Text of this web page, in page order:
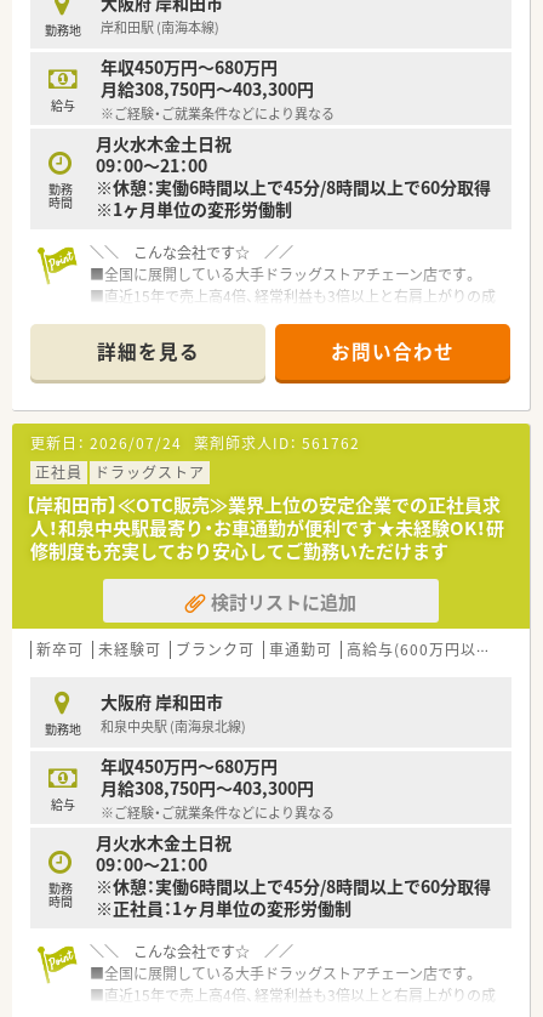
勤務地 岸和田駅 (南海本線)
給与
年収450万円～680万円
月給308,750円～403,300円
※ご経験・ご就業条件などにより異なる
勤務
時間
月火水木金土日祝
09：00～21：00
※休憩：実働6時間以上で45分/8時間以上で60分取得
※1ヶ月単位の変形労働制
＼＼ こんな会社です☆ ／／
■全国に展開している大手ドラッグストアチェーン店です。
■直近15年で売上高4倍、経常利益も3倍以上と右肩上がりの成
■調剤併設のドラッグストア、病院門前やクリニックモール併
設、駅前型や郊外型店舗など様々な店舗のスタイルが安定・成長・
高収益に繋がっています。
■連休の取得も可能！有給休暇についても部署ごとに取得状況を
管理・取得を徹底しています。
■「社員購買割引制度」もございます。医薬品・化粧品・日用雑貨
などを社員価格での購入が可能です。
■プラチナくるみんマークも取得しており、子育てをサポートし
ている企業のため女性の方はもちろん、男性の育休取得者もいる
など男女ともに働きやすい社風です。
■女性のワーク・ライフ・バランスを推進する優良企業として、厚
生労働省認定の「えるぼしマーク」(最高位である3段階目)を取
＼＼ こんな業務内容です☆ ／／
■OTCカウンセリングや医薬品管理業務・メンテナンス等をお願
いいたします。
■お客様には売り上げや利益にとらわれないカウンセリングを
実施できるよう、時間もしっかり確保されています。
＼＼ こんなお店です☆ ／／
■岸和田駅から徒歩で11分・車で4分ほどの立地！お近くに大型
ショッピングモールがございます。
■広い駐車場が完備されているので、お車通勤も便利です♪
■個人ノルマの設定がなく売上にとらわれることがないため、お
客様に最も適切な選択を誠実に示すことができます。
方にもおすすめしたい求人です！
＼＼ こんな方にオススメです☆ ／／
詳細を見る お問い合わせ
更新日： 2026/07/24 薬剤師求人ID： 561762
正社員
ドラッグストア
【岸和田市】≪OTC販売≫業界上位の安定企業での正社員求
人！和泉中央駅最寄り・お車通勤が便利です★未経験OK！研
修制度も充実しており安心してご勤務いただけます
検討リストに追加
新卒可 未経験可 ブランク可 車通勤可 高給与(600万円以上)
勤務地
大阪府 岸和田市
和泉中央駅 (南海泉北線)
給与
年収450万円～680万円
月給308,750円～403,300円
※ご経験・ご就業条件などにより異なる
勤務
時間
月火水木金土日祝
09：00～21：00
※休憩：実働6時間以上で45分/8時間以上で60分取得
※正社員：1ヶ月単位の変形労働制
＼＼ こんな会社です☆ ／／
■全国に展開している大手ドラッグストアチェーン店です。
■直近15年で売上高4倍、経常利益も3倍以上と右肩上がりの成